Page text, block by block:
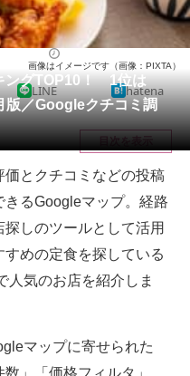
育・育児
サーチ
ングTOP10！ 1位は
版／Googleクチコミ調
画像はイメージです（画像：PIXTA）
LINE hatena
目次を表示
とクチコミなどの投稿
るGoogleマップ。経路
しのツールとして活用
めの定食を探している
人気のお店を紹介しま
マップに寄せられた